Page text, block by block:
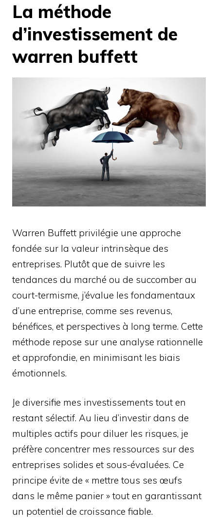
La méthode
d’investissement de
warren buffett
Warren Buffett privilégie une approche
fondée sur la valeur intrinsèque des
entreprises. Plutôt que de suivre les
tendances du marché ou de succomber au
court-termisme, j’évalue les fondamentaux
d’une entreprise, comme ses revenus,
bénéfices, et perspectives à long terme. Cette
méthode repose sur une analyse rationnelle
et approfondie, en minimisant les biais
émotionnels.
Je diversifie mes investissements tout en
restant sélectif. Au lieu d’investir dans de
multiples actifs pour diluer les risques, je
préfère concentrer mes ressources sur des
entreprises solides et sous-évaluées. Ce
principe évite de « mettre tous ses œufs
dans le même panier » tout en garantissant
un potentiel de croissance fiable.